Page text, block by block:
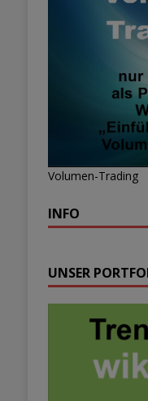
Volumen-Trading
INFO
UNSER